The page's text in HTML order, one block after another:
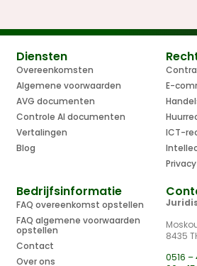
Diensten
Overeenkomsten
Algemene voorwaarden
AVG documenten
Controle AI documenten
Vertalingen
Blog
E-
ICT-
Bedrijfsinformatie
FAQ overeenkomst opstellen
FAQ algemene voorwaarden
opstellen
Contact
Over ons
8435
0516 –